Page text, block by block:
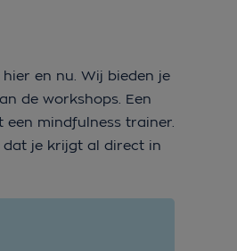
en nu. Wij bieden je
de workshops. Een
mindfulness trainer.
je krijgt al direct in